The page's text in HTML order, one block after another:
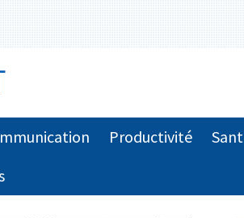
Productivité